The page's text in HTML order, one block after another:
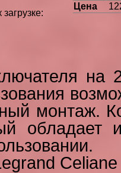
Цена
на
монтаж.
обладает